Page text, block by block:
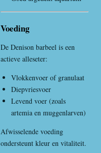
Voeding
De Denison barbeel is een
actieve alleseter:
Vlokkenvoer of granulaat
Diepvriesvoer
Levend voer (zoals
artemia en muggenlarven)
Afwisselende voeding
ondersteunt kleur en vitaliteit.